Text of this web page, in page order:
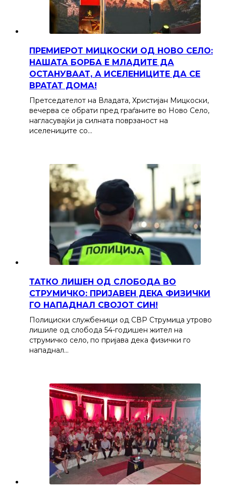
ПРЕМИЕРОТ МИЦКОСКИ ОД НОВО СЕЛО:
НАШАТА БОРБА Е МЛАДИТЕ ДА
ОСТАНУВААТ, А ИСЕЛЕНИЦИТЕ ДА СЕ
ВРАТАТ ДОМА!
Претседателот на Владата, Христијан Мицкоски,
вечерва се обрати пред граѓаните во Ново Село,
нагласувајќи ја силната поврзаност на
иселениците со…
ТАТКО ЛИШЕН ОД СЛОБОДА ВО
СТРУМИЧКО: ПРИЈАВЕН ДЕКА ФИЗИЧКИ
ГО НАПАДНАЛ СВОЈОТ СИН!
Полициски службеници од СВР Струмица утрово
лишиле од слобода 54-годишен жител на
струмичко село, по пријава дека физички го
нападнал…